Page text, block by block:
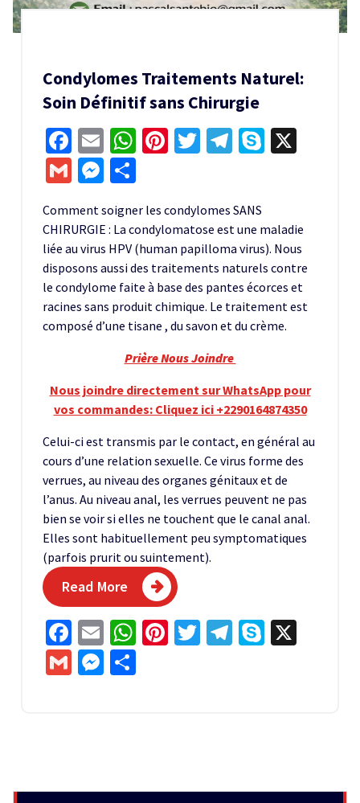
Condylomes Traitements Naturel:
Soin Définitif sans Chirurgie
Facebook
EmailWhatsApp
Pinterest
Twitter
Telegram
Skype
GmailMessenger
Comment soigner les condylomes SANS
CHIRURGIE : La condylomatose est une maladie
liée au virus HPV (human papilloma virus). Nous
disposons aussi des traitements naturels contre
le condylome faite à base des pantes écorces et
racines sans produit chimique. Le traitement est
composé d’une tisane , du savon et du crème.
Prière Nous Joindre
Nous joindre directement sur WhatsApp pour
vos commandes: Cliquez ici +2290164874350
Celui-ci est transmis par le contact, en général au
cours d’une relation sexuelle. Ce virus forme des
verrues, au niveau des organes génitaux et de
l’anus. Au niveau anal, les verrues peuvent ne pas
bien se voir si elles ne touchent que le canal anal.
Elles sont habituellement peu symptomatiques
(parfois prurit ou suintement).
Read More
Facebook
EmailWhatsApp
Pinterest
Twitter
Telegram
Skype
GmailMessenger